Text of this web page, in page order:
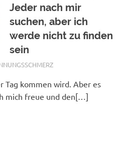
Jeder nach mir
suchen, aber ich
werde nicht zu finden
sein
Tag kommen wird. Aber es
mich freue und den[…]